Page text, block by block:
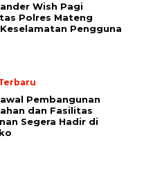
Wish Pagi
Polres Mateng
Pengguna
Pembangunan
dan Fasilitas
Segera Hadir di